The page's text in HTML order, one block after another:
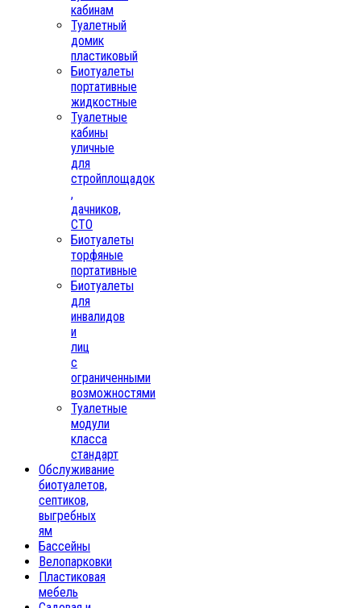
кабинам
Туалетный
домик
пластиковый
Биотуалеты
портативные
жидкостные
Туалетные
кабины
уличные
для
стройплощадок
,
дачников,
СТО
Биотуалеты
торфяные
портативные
Биотуалеты
для
инвалидов
и
лиц
с
ограниченными
возможностями
Туалетные
модули
класса
стандарт
Обслуживание
биотуалетов,
септиков,
выгребных
ям
Бассейны
Велопарковки
Пластиковая
мебель